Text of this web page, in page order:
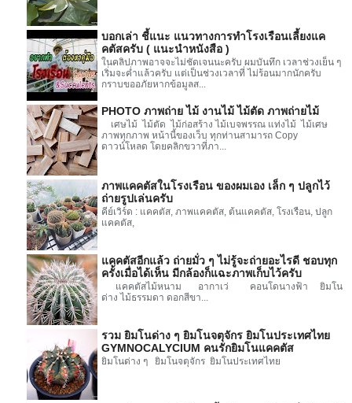
บอกเล่า ชี้แนะ แนวทางการทำโรงเรือนเลี้ยงแค
คตัสครับ ( แนะนำหนังสือ )
ในคลิปภาพอาจจะไม่ชัดเจนนะครับ ผมบันทึก เวลาช่วงเย็น ๆ
เริ่มจะค่ำแล้วครับ แต่เป็นช่วงเวลาที่ ไม่ร้อนมากนักครับ
กราบขออภัยหากข้อมูลส...
PHOTO ภาพถ่าย ไม้ งานไม้ ไม้ตัด ภาพถ่ายไม้
เศษไม้ ไม้ตัด ไม้ก่อสร้าง ไม้เบจพรรณ แท่งไม้ ไม้เศษ
ภาพทุกภาพ หน้านี้ของเว็บ ทุกท่านสามารถ Copy
ดาวน์โหลด โดยคลิกขวาที่ภา...
ภาพแคคตัสในโรงเรือน ของผมเอง เล็ก ๆ ปลูกไว้
ถ่ายรูปเล่นครับ
คีย์เวิร์ด : แคคตัส, ภาพแคคตัส, ต้นแคคตัส, โรงเรือน, ปลูก
แคคตัส,
แคคตัสอีกแล้ว ถ่ายมั่ว ๆ ไม่รู้จะถ่ายอะไรดี ชอบทุก
ครั้งเมื่อได้เห็น มีกล้องก็แฉะภาพเก็บไว้ครับ
แคคตัสไม้หนาม อากาเว่ คอนโดนางฟ้า ยิมโน
ด่าง ไม้ธรรมดา ดอกสีขา...
รวม ยิมโนด่าง ๆ ยิมโนจตุจักร ยิมโนประเทศไทย
GYMNOCALYCIUM คนรักยิมโนแคคตัส
ยิมโนด่าง ๆ ยิมโนจตุจักร ยิมโนประเทศไทย